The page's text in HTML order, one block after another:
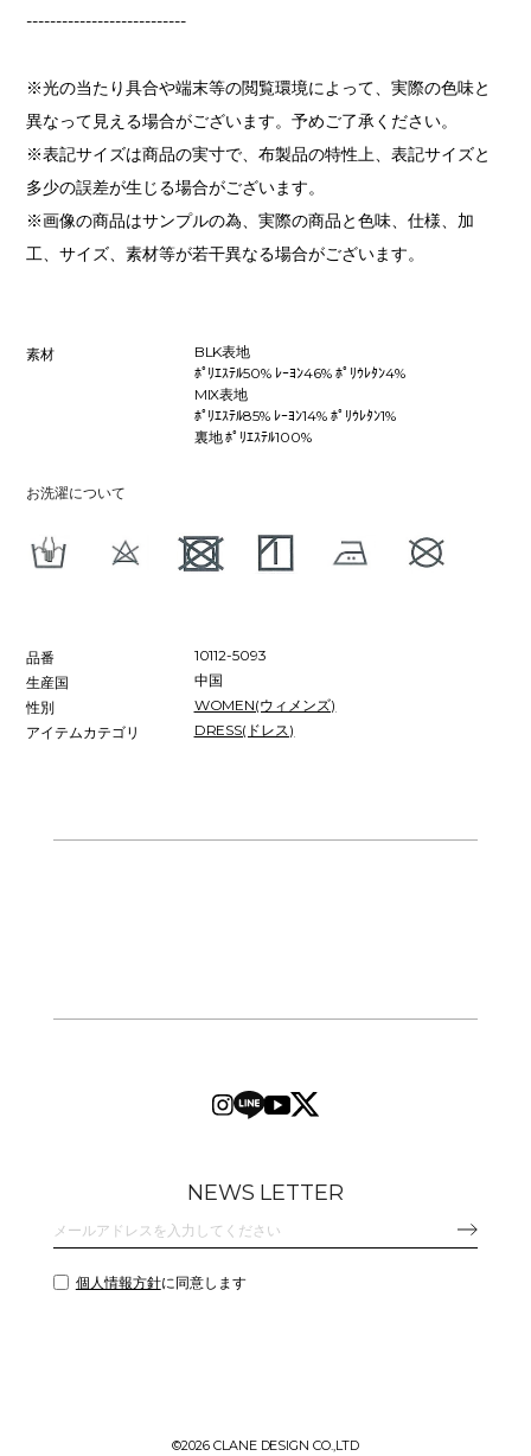
---------------------------
※光の当たり具合や端末等の閲覧環境によって、実際の色味と
異なって見える場合がございます。予めご了承ください。
※表記サイズは商品の実寸で、布製品の特性上、表記サイズと
多少の誤差が生じる場合がございます。
※画像の商品はサンプルの為、実際の商品と色味、仕様、加
工、サイズ、素材等が若干異なる場合がございます。
素材
BLK表地
ﾎﾟﾘｴｽﾃﾙ50% ﾚｰﾖﾝ46% ﾎﾟﾘｳﾚﾀﾝ4%
MIX表地
ﾎﾟﾘｴｽﾃﾙ85% ﾚｰﾖﾝ14% ﾎﾟﾘｳﾚﾀﾝ1%
裏地 ﾎﾟﾘｴｽﾃﾙ100%
お洗濯について
品番
10112-5093
生産国
中国
性別
WOMEN(ウィメンズ)
アイテムカテゴリ
DRESS(ドレス)
NEWS LETTER
個人情報方針に同意します
©2026 CLANE DESIGN CO.,LTD